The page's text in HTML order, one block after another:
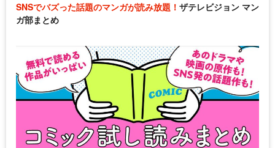
SNSでバズった話題のマンガが読み放題！ ザテレビジョン マン
ガ部まとめ